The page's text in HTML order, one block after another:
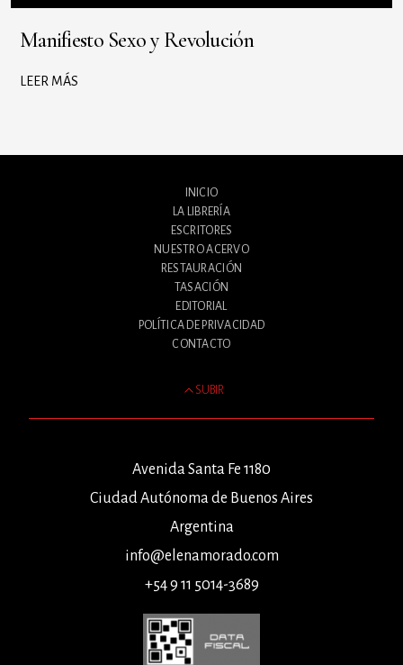
Manifiesto Sexo y Revolución
LEER MÁS
INICIO
LA LIBRERÍA
ESCRITORES
NUESTRO ACERVO
RESTAURACIÓN
TASACIÓN
EDITORIAL
POLÍTICA DE PRIVACIDAD
CONTACTO
SUBIR
Avenida Santa Fe 1180
Ciudad Autónoma de Buenos Aires
Argentina
info@elenamorado.com
+54 9 11 5014-3689